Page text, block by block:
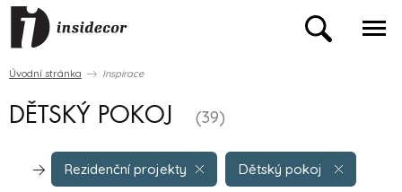
Úvodní stránka Inspirace
DĚTSKÝ POKOJ (39)
Rezidenční projekty Dětský pokoj